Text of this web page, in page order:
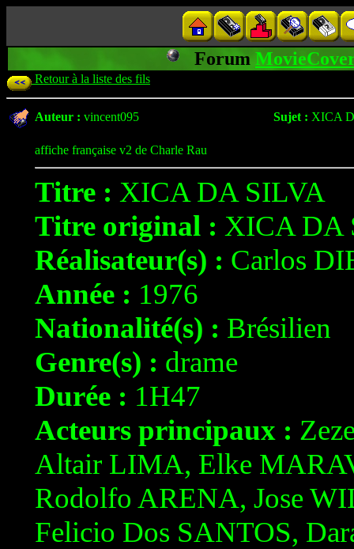
Forum
Retour à la liste des fils
Auteur : vincent095 Sujet : XICA
affiche française v2 de Charle Rau
Titre : XICA DA SILVA
Titre original : XICA DA
Réalisateur(s) : Carlos
Année : 1976
Nationalité(s) : Brésilien
Genre(s) : drame
Durée : 1H47
Acteurs principaux :
Altair LIMA, Elke
Rodolfo ARENA, Jose
Felicio Dos SANTOS,